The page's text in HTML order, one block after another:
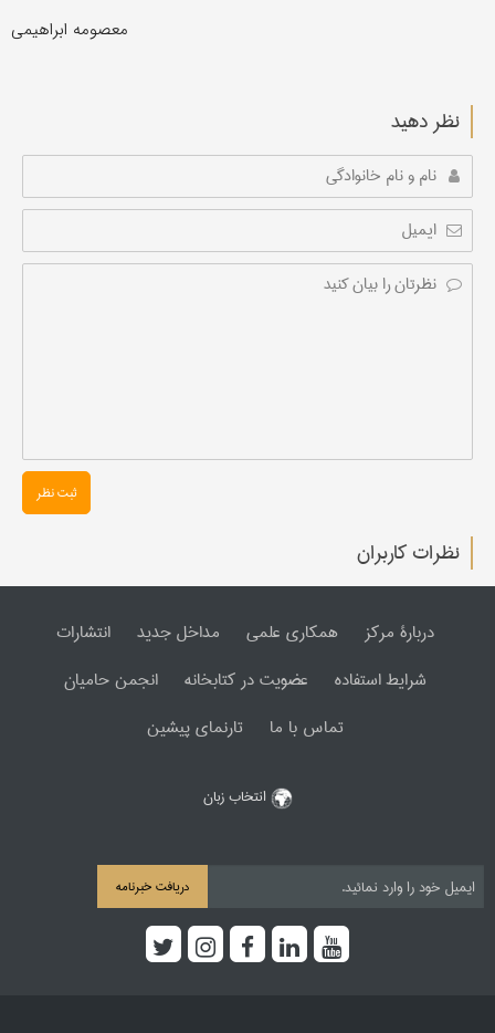
معصومه ابراهیمی
نظر دهید
ثبت نظر
نظرات کاربران
دربارۀ مرکز همکاری علمی مداخل جدید
انتشارات
شرایط استفاده
عضویت در کتابخانه
انجمن حامیان
تماس با ما
تارنمای پیشین
انتخاب زبان
دریافت خبرنامه